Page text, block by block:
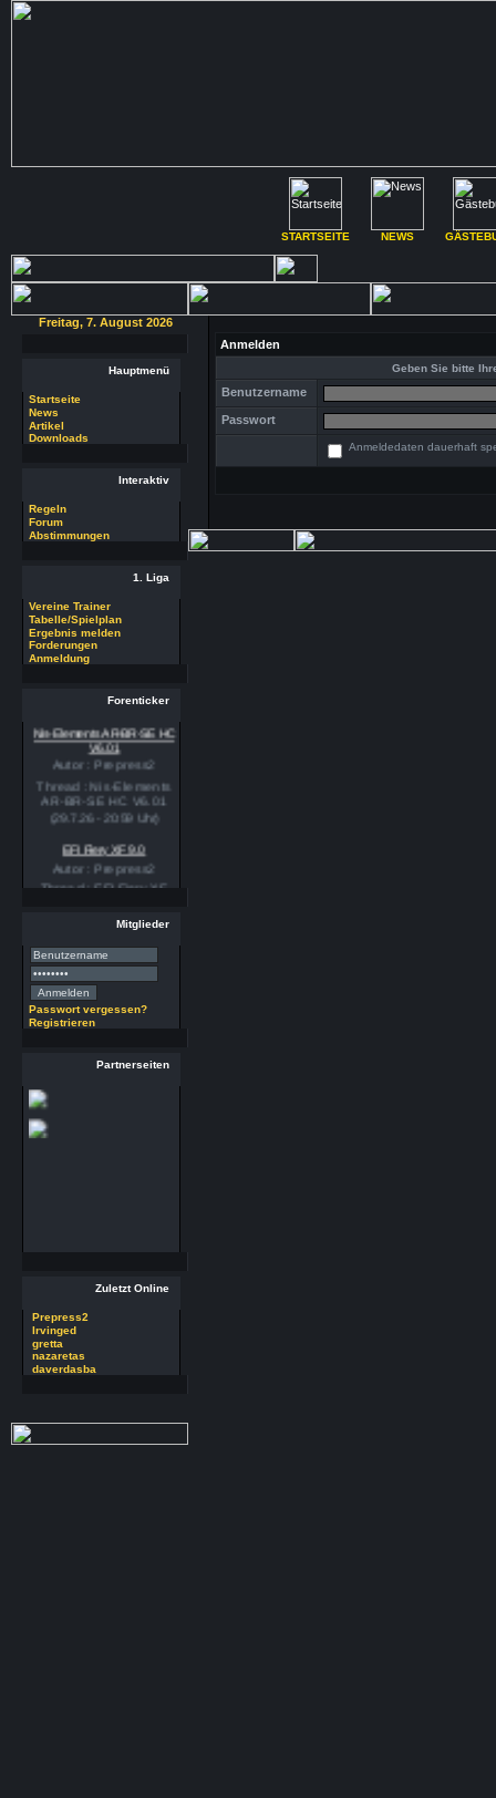
STARTSEITE NEWS
Freitag, 7. August 2026
Hauptmenü
Startseite
News
Artikel
Downloads
Interaktiv
Regeln
Forum
Abstimmungen
1. Liga
Vereine Trainer
Tabelle/Spielplan
Ergebnis melden
Forderungen
Anmeldung
Forenticker
Nis-Elements AR-BR-SE HC
V6.01
Autor : Prepress2
Thread : Nis-Elements
AR-BR-SE HC V6.01
(29.7.26 - 20:59 Uhr)
EFI Fiery XF 9.0
Autor : Prepress2
Thread : EFI Fiery XF
Autor : Prepress2
Thread : PSSE 36.3.1
(29.7.26 - 20:58 Uhr)
Thread : 29 RSoft
Mitglieder
Passwort vergessen?
Registrieren
Partnerseiten
Zuletzt Online
Prepress2
Irvinged
gretta
nazaretas
daverdasba
Anmelden
Geben Sie bitte
Benutzername
Passwort
Anmeldedaten dauerhaft